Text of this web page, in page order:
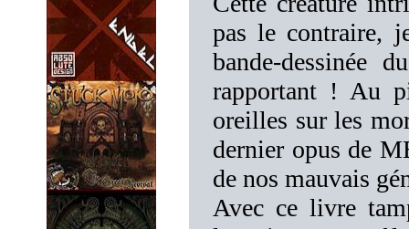
pas le contraire,
bande-dessinée
rapportant ! Au
oreilles sur les
dernier opus de
de nos mauvais
Avec ce livre